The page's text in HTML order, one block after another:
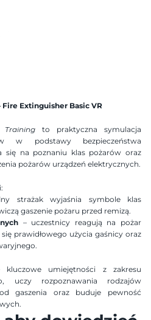
Extinguisher Basic VR
to praktyczna symulacja
w podstawy bezpieczeństwa
się na poznaniu klas pożarów oraz
pożarów urządzeń elektrycznych.
strażak wyjaśnia symbole klas
gaszenie pożaru przed remizą.
– uczestnicy reagują na pożar
prawidłowego użycia gaśnicy oraz
kluczowe umiejętności z zakresu
uczy rozpoznawania rodzajów
gaszenia oraz buduje pewność